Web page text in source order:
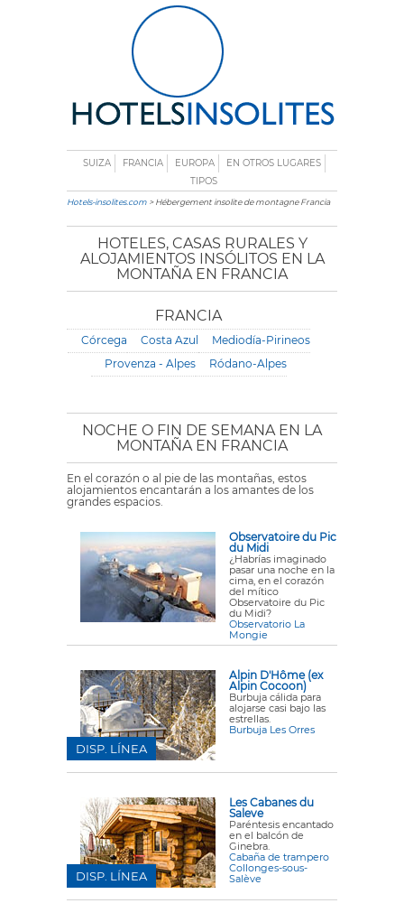
SUIZA FRANCIA EUROPA
EN OTROS LUGARES
TIPOS
Hotels-insolites.com > Hébergement insolite de montagne Francia
HOTELES, CASAS RURALES Y
ALOJAMIENTOS INSÓLITOS EN LA
MONTAÑA EN FRANCIA
FRANCIA
Córcega Costa Azul
Mediodía-Pirineos
Provenza - Alpes
Ródano-Alpes
NOCHE O FIN DE SEMANA EN LA
MONTAÑA EN FRANCIA
En el corazón o al pie de las montañas, estos
alojamientos encantarán a los amantes de los
grandes espacios.
Observatoire du Pic
du Midi
¿Habrías imaginado
pasar una noche en la
cima, en el corazón
del mítico
Observatoire du Pic
du Midi?
Observatorio La
Mongie
Alpin D'Hôme (ex
Alpin Cocoon)
Burbuja cálida para
alojarse casi bajo las
estrellas.
Burbuja Les Orres
DISP. LÍNEA
Les Cabanes du
Saleve
Paréntesis encantado
en el balcón de
Ginebra.
Cabaña de trampero
Collonges-sous-
Salève
DISP. LÍNEA